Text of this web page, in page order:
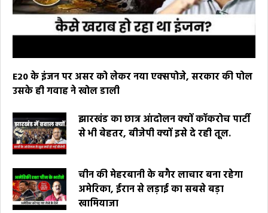
E20 के इंजन पर असर को लेकर नया एक्सपोजे, सरकार की पोल
उसके ही गवाह ने खोल डाली
झारखंड का छात्र आंदोलन क्यों कॉकरोच पार्टी
से भी बेहतर, बीजेपी क्यों इसे दे रही तूल.
चीन की मेहरबानी के बगैर लाचार बना रहेगा
अमेरिका, ईरान से लड़ाई का सबसे बड़ा
खामियाजा